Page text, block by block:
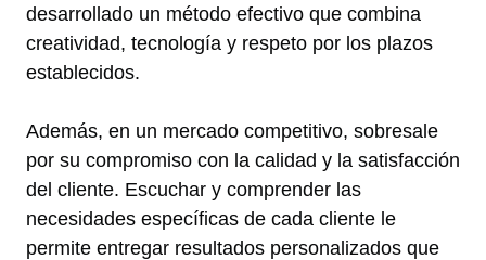
desarrollado un método efectivo que combina
creatividad, tecnología y respeto por los plazos
establecidos.
Además, en un mercado competitivo, sobresale
por su compromiso con la calidad y la satisfacción
del cliente. Escuchar y comprender las
necesidades específicas de cada cliente le
permite entregar resultados personalizados que